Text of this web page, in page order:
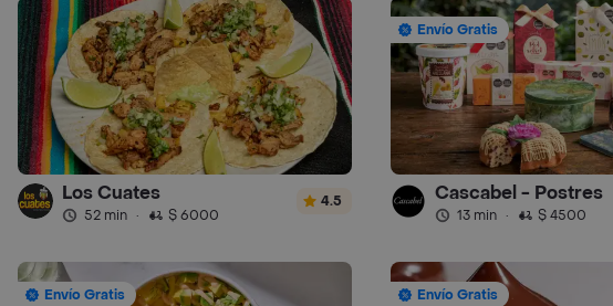
Los Cuates
52 min · $ 6000
4.5
Envío Gratis
Cascabel - Postres
13 min · $ 4500
Envío Gratis Envío Gratis